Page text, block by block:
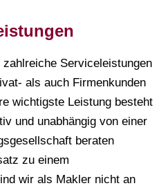
Serviceleistungen
als auch Firmenkunden
wichtigste Leistung besteht
und unabhängig von einer
beraten
zu einem
wir als Makler nicht an